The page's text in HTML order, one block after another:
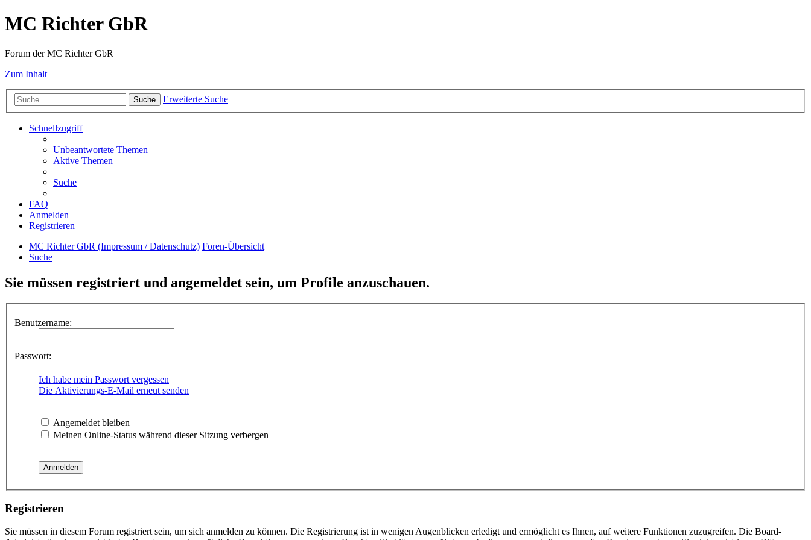
MC Richter GbR
Forum der MC Richter GbR
Zum Inhalt
Suche Erweiterte Suche
Schnellzugriff
Unbeantwortete Themen
Aktive Themen
Suche
FAQ
Anmelden
Registrieren
MC Richter GbR (Impressum / Datenschutz) Foren-Übersicht
Suche
Sie müssen registriert und angemeldet sein, um Profile anzuschauen.
Benutzername:
Passwort:
Ich habe mein Passwort vergessen
Die Aktivierungs-E-Mail erneut senden
Angemeldet bleiben
Meinen Online-Status während dieser Sitzung verbergen
Registrieren
Sie müssen in diesem Forum registriert sein, um sich anmelden zu können. Die Registrierung ist in wenigen Augenblicken erledigt und ermöglicht es Ihnen, auf weitere Funktionen zuzugreifen. Die Board-